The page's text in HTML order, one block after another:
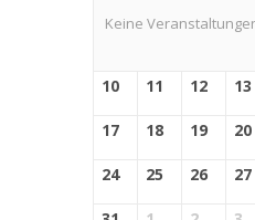
Keine
10 11 12 13
17 18 19 20
24 25 26 27